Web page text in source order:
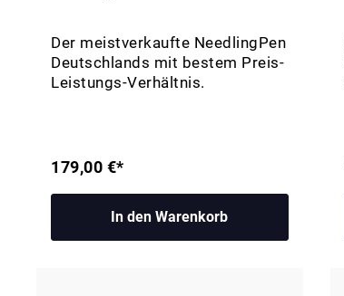
Der meistverkaufte NeedlingPen
Deutschlands mit bestem Preis-
Leistungs-Verhältnis.
179,00 €*
In den Warenkorb